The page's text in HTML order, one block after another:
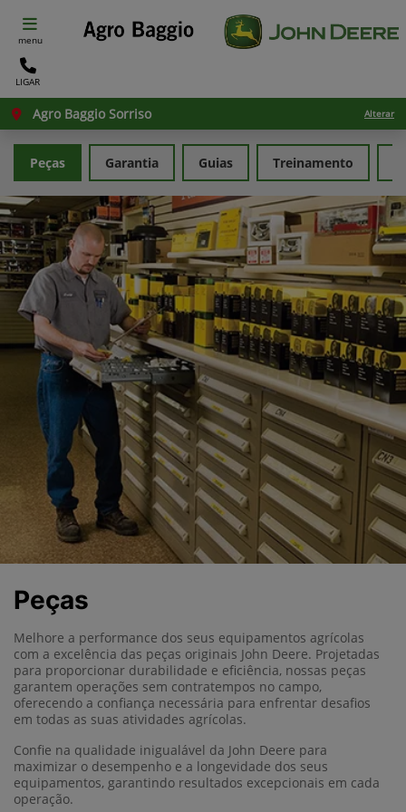
menu
LIGAR
Agro Baggio Sorriso Alterar
Peças Garantia Guias Treinamento
Peças
Melhore a performance dos seus equipamentos agrícolas
com a excelência das peças originais John Deere. Projetadas
para proporcionar durabilidade e eficiência, nossas peças
garantem operações sem contratempos no campo,
oferecendo a confiança necessária para enfrentar desafios
em todas as suas atividades agrícolas.
Confie na qualidade inigualável da John Deere para
maximizar o desempenho e a longevidade dos seus
equipamentos, garantindo resultados excepcionais em cada
operação.